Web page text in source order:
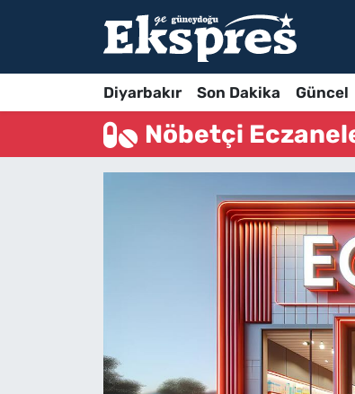
Diyarbakır Son Dakika Güncel
Nöbetçi